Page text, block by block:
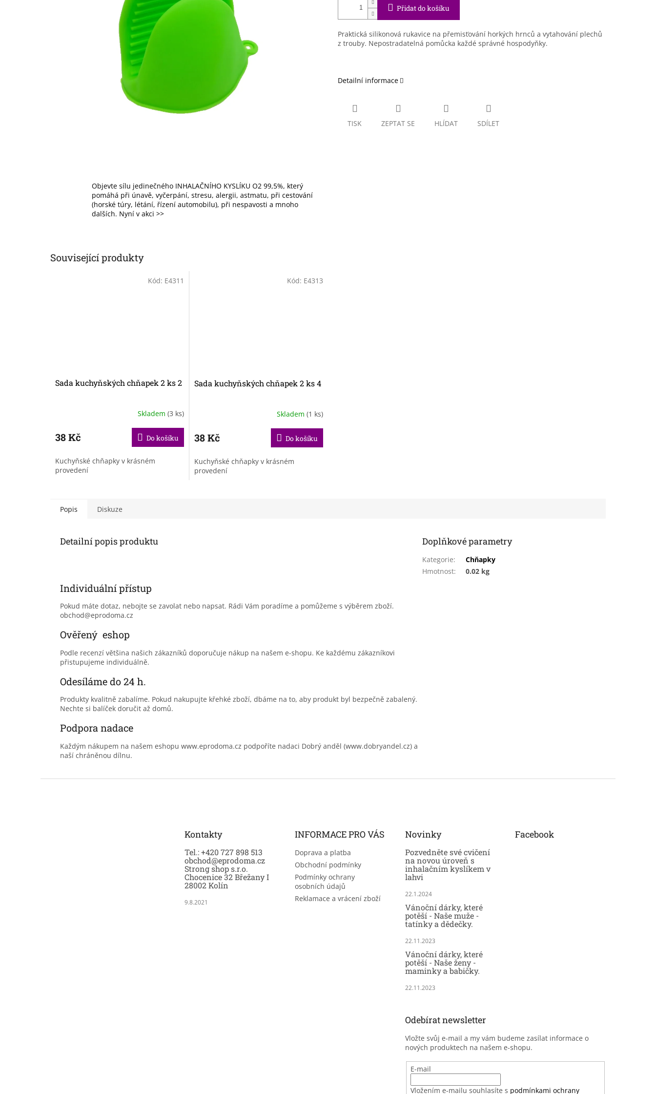
Přidat do košíku
Praktická silikonová rukavice na přemisťování horkých hrnců a vytahování plechů
z trouby. Nepostradatelná pomůcka každé správné hospodyňky.
Detailní informace
TISK ZEPTAT SE HLÍDAT SDÍLET
Objevte sílu jedinečného INHALAČNÍHO KYSLÍKU O2 99,5%, který
pomáhá při únavě, vyčerpání, stresu, alergii, astmatu, při cestování
(horské túry, létání, řízení automobilu), při nespavosti a mnoho
dalších. Nyní v akci >>
Související produkty
Sada kuchyňských chňapek 2 ks 2
Skladem (3 ks)
38 Kč Do košíku
Kuchyňské chňapky v krásném
provedení
Kód: E4311
Sada kuchyňských chňapek 2 ks 4
Skladem (1 ks)
38 Kč Do košíku
Kuchyňské chňapky v krásném
provedení
Kód: E4313
Popis Diskuze
Detailní popis produktu
Individuální přístup
Pokud máte dotaz, nebojte se zavolat nebo napsat. Rádi Vám poradíme a pomůžeme s výběrem zboží.
obchod@eprodoma.cz
Ověřený eshop
Podle recenzí většina našich zákazníků doporučuje nákup na našem e-shopu. Ke každému zákazníkovi
přistupujeme individuálně.
Odesíláme do 24 h.
Produkty kvalitně zabalíme. Pokud nakupujte křehké zboží, dbáme na to, aby produkt byl bezpečně zabalený.
Nechte si balíček doručit až domů.
Podpora nadace
Každým nákupem na našem eshopu www.eprodoma.cz podpoříte nadaci Dobrý anděl (www.dobryandel.cz) a
naší chráněnou dílnu.
Doplňkové parametry
Kategorie:
Chňapky
Hmotnost: 0.02 kg
Kontakty
Tel.: +420 727 898 513
obchod@eprodoma.cz
Strong shop s.r.o.
Chocenice 32 Břežany I
28002 Kolín
9.8.2021
INFORMACE PRO VÁS
Doprava a platba
Obchodní podmínky
Podmínky ochrany
osobních údajů
Reklamace a vrácení zboží
Novinky
Pozvedněte své cvičení
na novou úroveň s
inhalačním kyslíkem v
lahvi
22.1.2024
Vánoční dárky, které
potěší - Naše muže -
tatínky a dědečky.
22.11.2023
Vánoční dárky, které
potěší - Naše ženy -
maminky a babičky.
22.11.2023
Facebook
Odebírat newsletter
Vložte svůj e-mail a my vám budeme zasílat informace o
nových produktech na našem e-shopu.
E-mail
Vložením e-mailu souhlasíte s podmínkami ochrany